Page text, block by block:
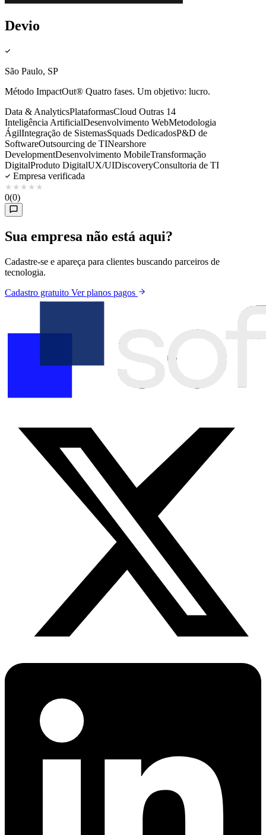
Devio
São Paulo, SP
Método ImpactOut® Quatro fases. Um objetivo: lucro.
Data & AnalyticsPlataformasCloud Outras 14
Inteligência ArtificialDesenvolvimento WebMetodologia
ÁgilIntegração de SistemasSquads DedicadosP&D de
SoftwareOutsourcing de TINearshore
DevelopmentDesenvolvimento MobileTransformação
DigitalProduto DigitalUX/UIDiscoveryConsultoria de TI
Empresa verificada
★ ★ ★ ★ ★
0(0)
Sua empresa não está aqui?
Cadastre-se e apareça para clientes buscando parceiros de
tecnologia.
Cadastro gratuito Ver planos pagos